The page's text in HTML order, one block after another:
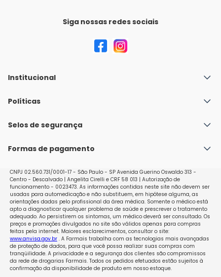
Siga nossas redes sociais
Institucional
Quem Somos
Nossas lojas
Políticas
Política de Envio
Políticas de Trocas e Devoluções
Selos de segurança
Formas de pagamento
CNPJ 02.560.731/0001-17 - São Paulo - SP Avenida Guerino Oswaldo 313 -
Centro - Descalvado | Angelita Cirelli e CRF 58 013 | Autorização de
funcionamento - 0023473. As informações contidas neste site não devem ser
usadas para automedicação e não substituem, em hipótese alguma, as
orientações dadas pelo profissional da área médica. Somente o médico está
apto a diagnosticar qualquer problema de saúde e prescrever o tratamento
adequado. Ao persistirem os sintomas, um médico deverá ser consultado. Os
preços e promoções divulgados no site são válidos apenas para compras
feitas pela internet. Maiores esclarecimentos, consultar o site:
www.anvisa.gov.br. A Farmais trabalha com as tecnologias mais avançadas
de proteção de dados, para que você possa realizar suas compras com
tranqüilidade. A privacidade e a segurança dos clientes são compromissos
da rede de drogarias Farmais. Todos os pedidos efetuados estão sujeitos à
confirmação da disponibilidade de produto em nosso estoque.